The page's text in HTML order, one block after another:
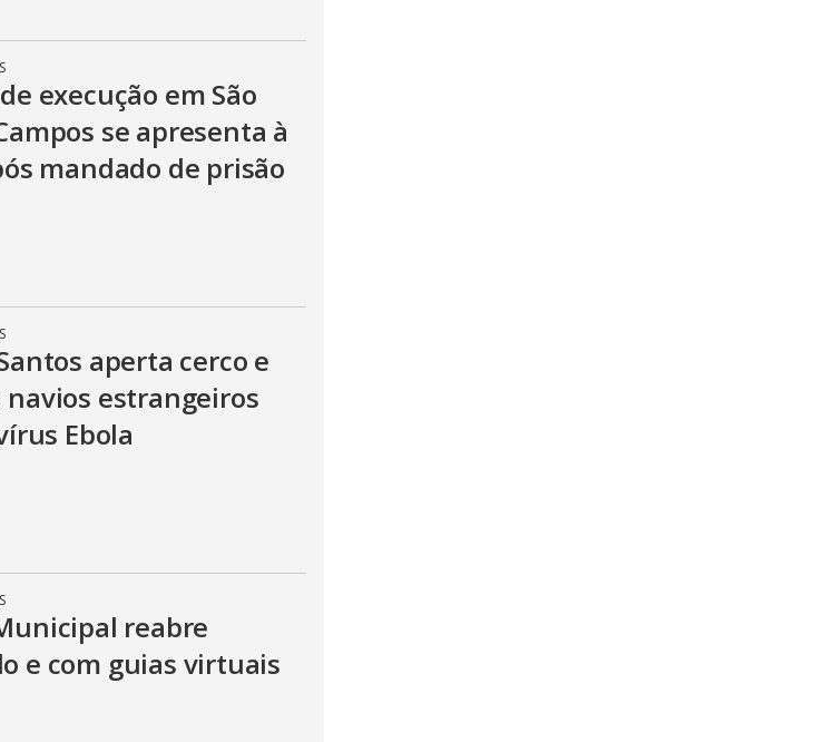
execução em São
se apresenta à
mandado de prisão
aperta cerco e
estrangeiros
Ebola
reabre
e com guias virtuais